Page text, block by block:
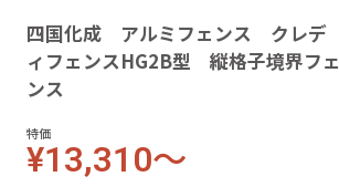
四国化成 アルミフェンス クレデ
ィフェンスHG2B型 縦格子境界フェ
ンス
特価
¥13,310～